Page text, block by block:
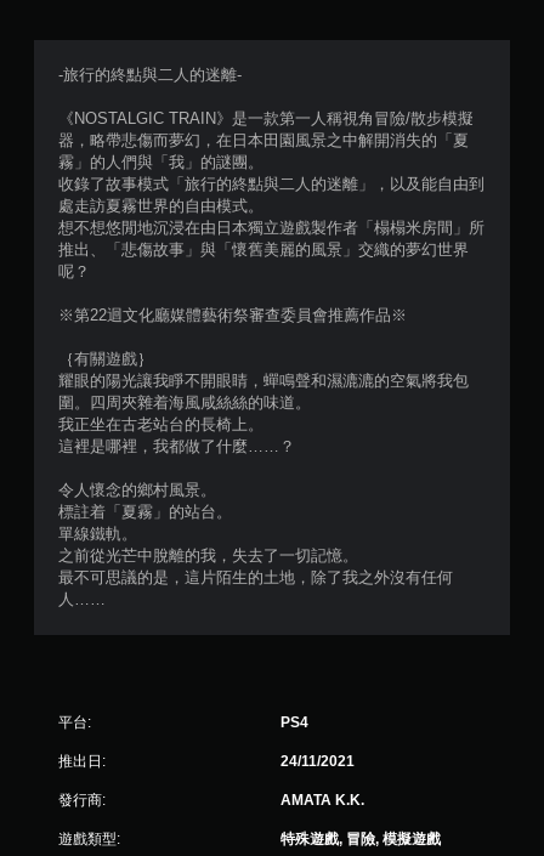
5
）
3
評
-旅行的終點與二人的迷離-
《NOSTALGIC TRAIN》是一款第一人稱視角冒險/散步模擬
器，略帶悲傷而夢幻，在日本田園風景之中解開消失的「夏
霧」的人們與「我」的謎團。
收錄了故事模式「旅行的終點與二人的迷離」，以及能自由到
處走訪夏霧世界的自由模式。
想不想悠閒地沉浸在由日本獨立遊戲製作者「榻榻米房間」所
推出、「悲傷故事」與「懷舊美麗的風景」交織的夢幻世界
呢？
※第22迴文化廳媒體藝術祭審查委員會推薦作品※
｛有關遊戲｝
耀眼的陽光讓我睜不開眼睛，蟬鳴聲和濕漉漉的空氣將我包
圍。四周夾雜着海風咸絲絲的味道。
我正坐在古老站台的長椅上。
這裡是哪裡，我都做了什麼……？
令人懷念的鄉村風景。
標註着「夏霧」的站台。
單線鐵軌。
之前從光芒中脫離的我，失去了一切記憶。
最不可思議的是，這片陌生的土地，除了我之外沒有任何
人……
平台: PS4
推出日: 24/11/2021
發行商: AMATA K.K.
遊戲類型: 特殊遊戲, 冒險, 模擬遊戲